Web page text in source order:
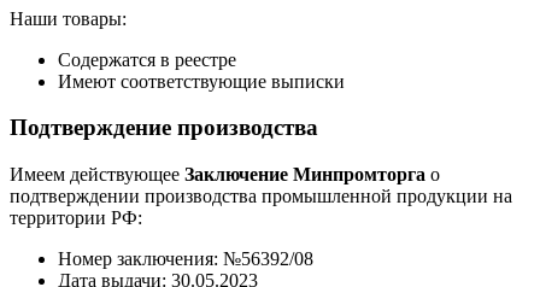
Наши товары:
Содержатся в реестре
Имеют соответствующие выписки
Подтверждение производства
Имеем действующее Заключение Минпромторга о
подтверждении производства промышленной продукции на
территории РФ:
Номер заключения: №56392/08
Дата выдачи: 30.05.2023